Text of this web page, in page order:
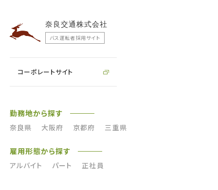
奈良交通株式会社
バス運転者採用サイト
コーポレートサイト
勤務地から探す
奈良県 大阪府 京都府 三重県
雇用形態から探す
アルバイト パート 正社員